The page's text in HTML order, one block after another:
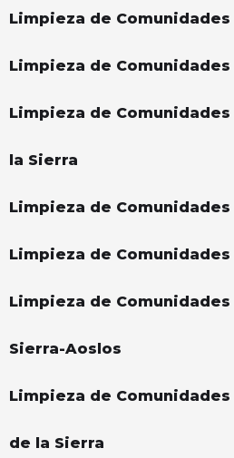
Limpieza de
Limpieza de Comunidades
Limpieza de Comunidades
la Sierra
Limpieza de Comunidades
Limpieza de Comunidades
Limpieza de
Sierra-Aoslos
Limpieza de
de la Sierra